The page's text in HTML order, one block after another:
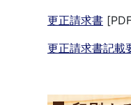
更正請求書
更正請求書記載